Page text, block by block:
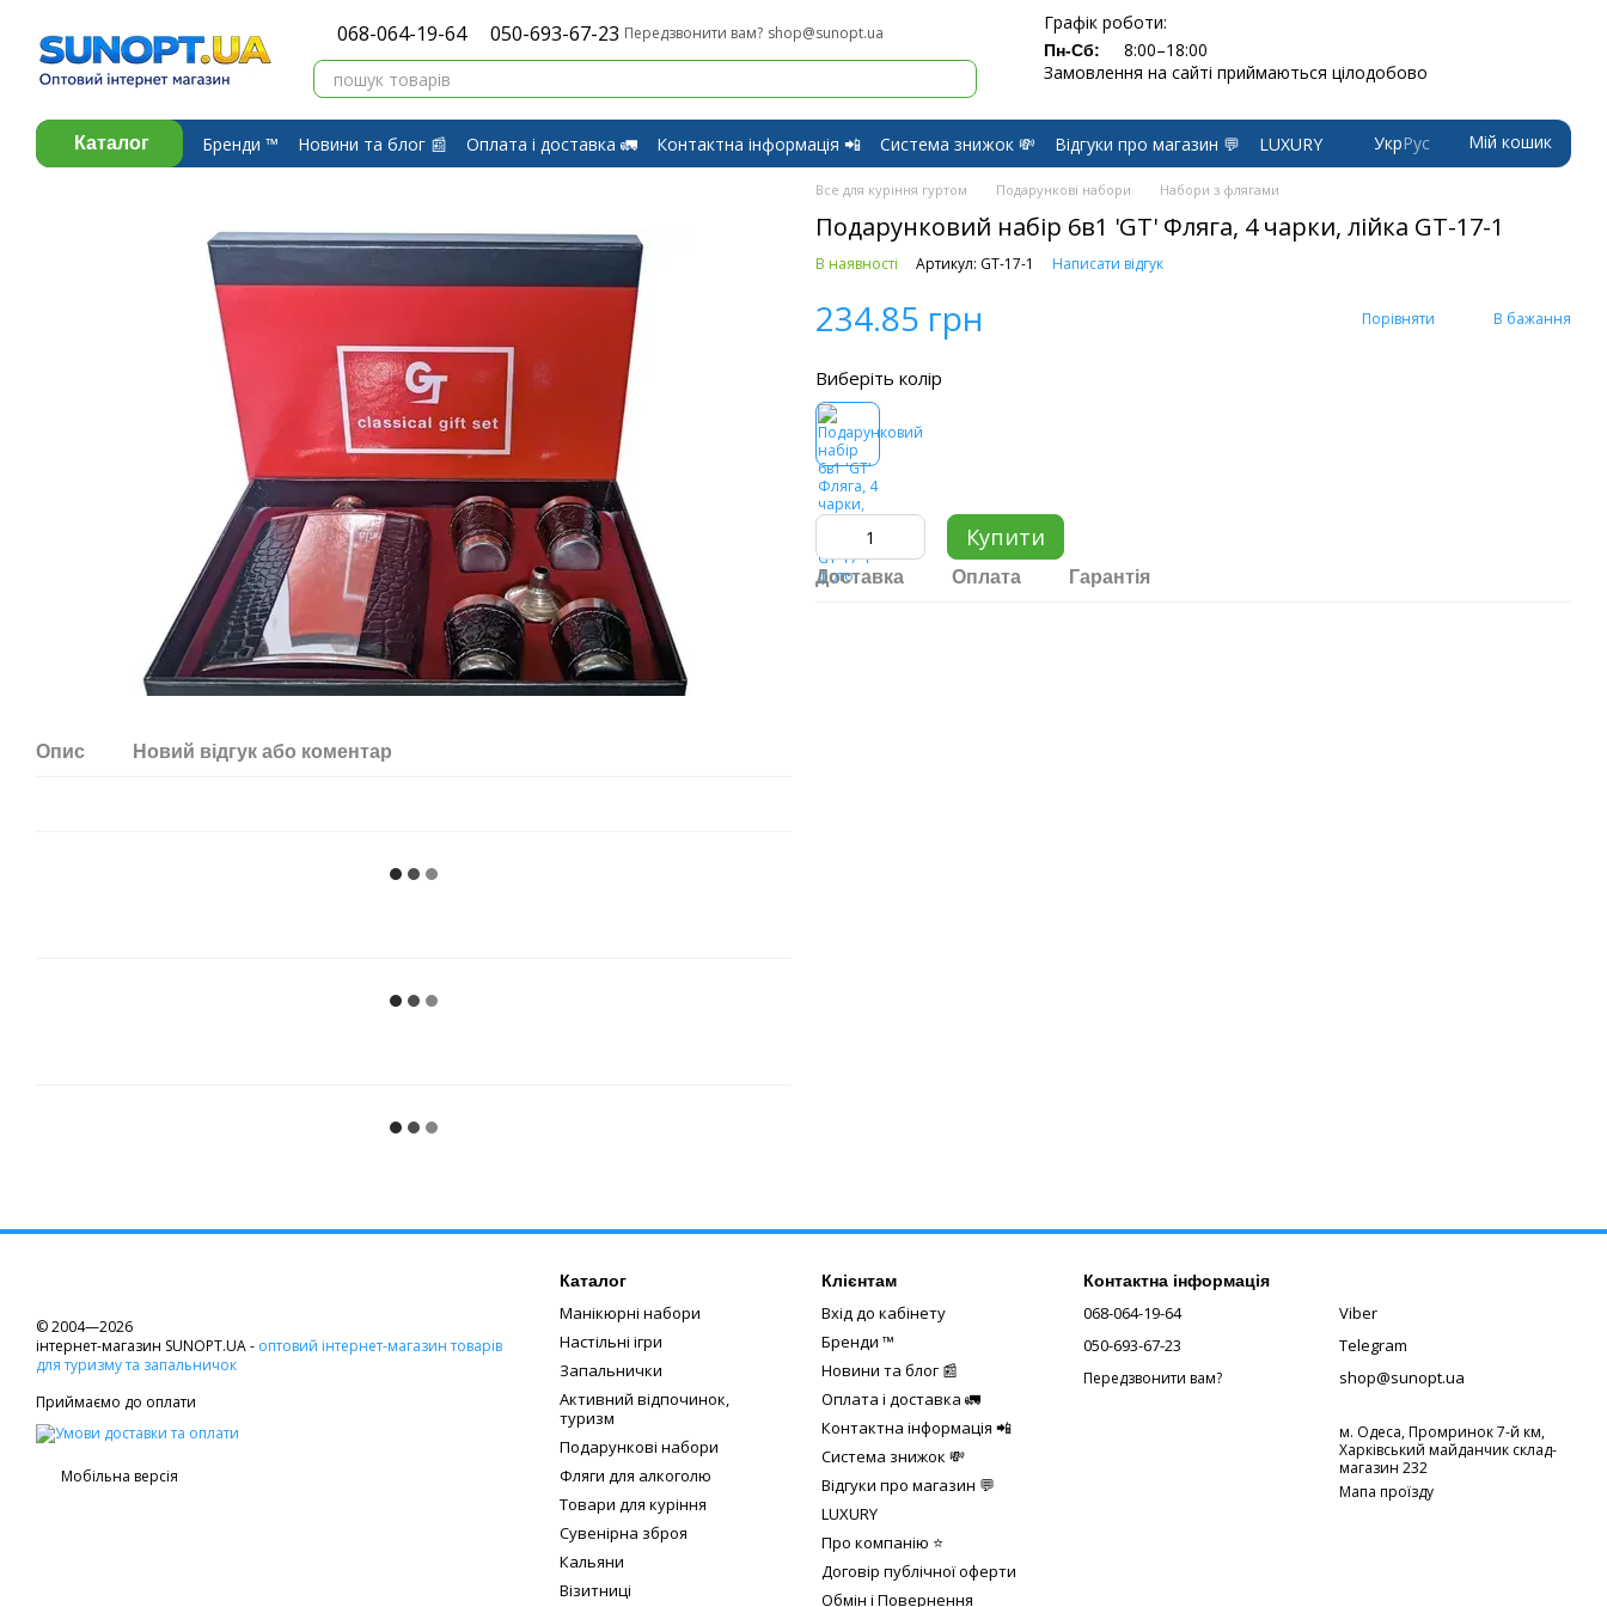
068-064-19-64 050-693-67-23 Передзвонити вам? shop@sunopt.ua Графік роботи:
Пн-Сб:
8:00–18:00
Замовлення на сайті приймаються цілодобово
Каталог Бренди ™️ Новини та блог 📰 Оплата і доставка 🚛 Контактна інформація 📲 Система знижок 💸 Відгуки про магазин 💬
LUXURY
Про компанію ⭐
Договір публічної оферти Обмін і Повернення
УкрРус Мій кошик
Опис Новий відгук або коментар
Все для куріння гуртом Подарункові набори Набори з флягами
Подарунковий набір 6в1 'GT' Фляга, 4 чарки, лійка GT-17-1
В наявності Артикул: GT-17-1 Написати відгук
234.85 грн Порівняти В бажання
Виберіть колір
Купити
Доставка Оплата Гарантія
© 2004—2026
інтернет-магазин SUNOPT.UA - оптовий інтернет-магазин товарів
для туризму та запальничок
Приймаємо до оплати
Мобільна версія
Каталог
Манікюрні набори
Настільні ігри
Запальнички
Активний відпочинок,
туризм
Подарункові набори
Фляги для алкоголю
Товари для куріння
Сувенірна зброя
Кальяни
Візитниці
Клієнтам
Вхід до кабінету
Бренди ™️
Новини та блог 📰
Оплата і доставка 🚛
Контактна інформація 📲
Система знижок 💸
Відгуки про магазин 💬
LUXURY
Про компанію ⭐
Договір публічної оферти
Обмін і Повернення
Контактна інформація
068-064-19-64
050-693-67-23
Передзвонити вам?
Viber
Telegram
shop@sunopt.ua
м. Одеса, Промринок 7-й км,
Харківський майданчик склад-
магазин 232
Мапа проїзду